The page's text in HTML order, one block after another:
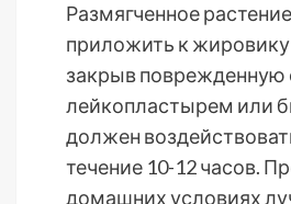
Размягченное
приложить к жировику
закрыв поврежденную
лейкопластырем или
должен
течение 10-12 часов.
домашних условиях